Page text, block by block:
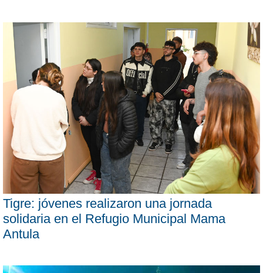
Tigre: jóvenes realizaron una jornada
solidaria en el Refugio Municipal Mama
Antula